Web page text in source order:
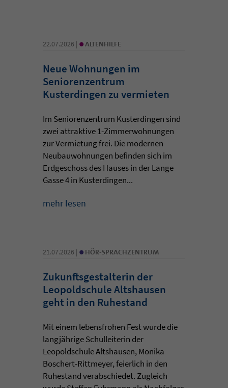
22.07.2026 | • ALTENHILFE
Neue Wohnungen im
Seniorenzentrum
Kusterdingen zu vermieten
Im Seniorenzentrum Kusterdingen sind
zwei attraktive 1-Zimmerwohnungen
zur Vermietung frei. Die modernen
Neubauwohnungen befinden sich im
Erdgeschoss des Hauses in der Lange
Gasse 4 in Kusterdingen...
mehr lesen
21.07.2026 | • HÖR-SPRACHZENTRUM
Zukunftsgestalterin der
Leopoldschule Altshausen
geht in den Ruhestand
Mit einem lebensfrohen Fest wurde die
langjährige Schulleiterin der
Leopoldschule Altshausen, Monika
Boschert-Rittmeyer, feierlich in den
Ruhestand verabschiedet. Zugleich